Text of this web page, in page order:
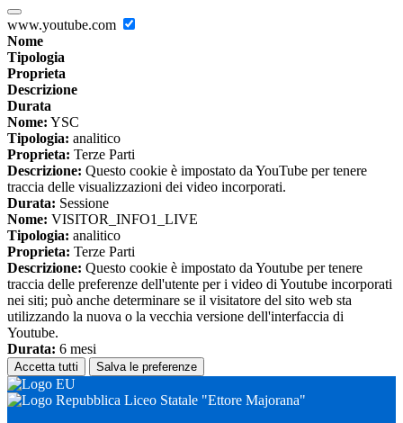
www.youtube.com
Nome
Tipologia
Proprieta
Descrizione
Durata
Nome: YSC
Tipologia: analitico
Proprieta: Terze Parti
Descrizione: Questo cookie è impostato da YouTube per tenere
traccia delle visualizzazioni dei video incorporati.
Durata: Sessione
Nome: VISITOR_INFO1_LIVE
Tipologia: analitico
Proprieta: Terze Parti
Descrizione: Questo cookie è impostato da Youtube per tenere
traccia delle preferenze dell'utente per i video di Youtube incorporati
nei siti; può anche determinare se il visitatore del sito web sta
utilizzando la nuova o la vecchia versione dell'interfaccia di
Youtube.
Durata: 6 mesi
Accetta tutti Salva le preferenze
Liceo Statale "Ettore Majorana"